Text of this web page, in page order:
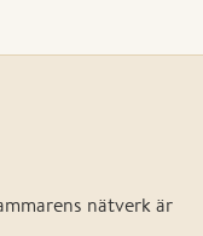
nätverk är